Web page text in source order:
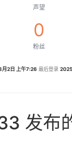
声望
0
粉丝
2日 上午7:26 最后登录
发布